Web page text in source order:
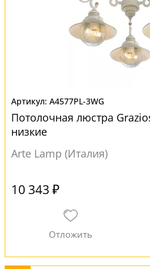
A4577PL-3WG
Потолочная люстра
низкие
Arte Lamp (Италия)
10 343 ₽